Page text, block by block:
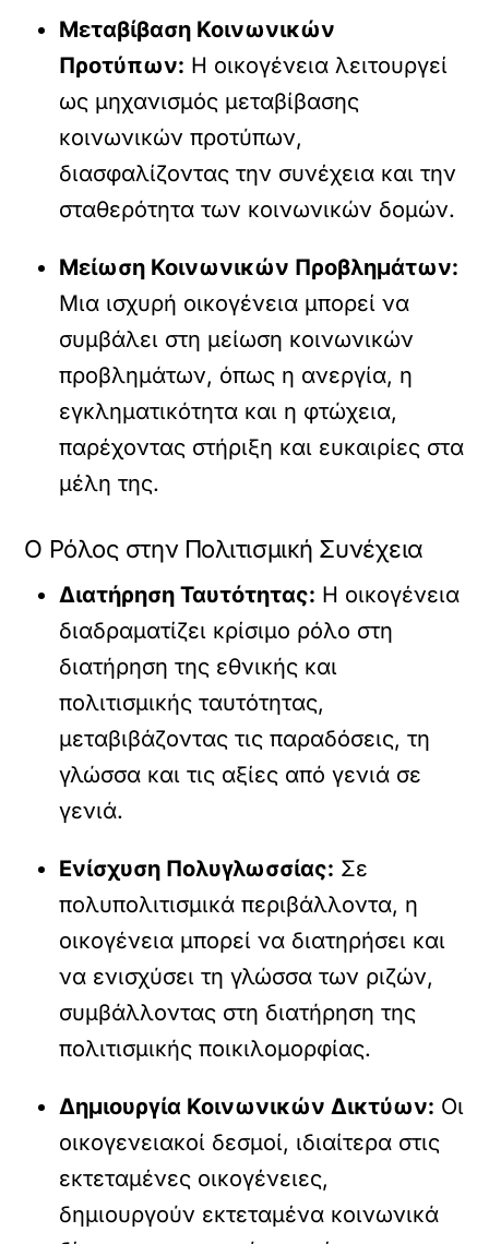
Μεταβίβαση Κοινωνικών
Προτύπων: Η οικογένεια λειτουργεί
ως μηχανισμός μεταβίβασης
κοινωνικών προτύπων,
διασφαλίζοντας την συνέχεια και την
σταθερότητα των κοινωνικών δομών.
Μείωση Κοινωνικών Προβλημάτων:
Μια ισχυρή οικογένεια μπορεί να
συμβάλει στη μείωση κοινωνικών
προβλημάτων, όπως η ανεργία, η
εγκληματικότητα και η φτώχεια,
παρέχοντας στήριξη και ευκαιρίες στα
μέλη της.
Ο Ρόλος στην Πολιτισμική Συνέχεια
Διατήρηση Ταυτότητας: Η οικογένεια
διαδραματίζει κρίσιμο ρόλο στη
διατήρηση της εθνικής και
πολιτισμικής ταυτότητας,
μεταβιβάζοντας τις παραδόσεις, τη
γλώσσα και τις αξίες από γενιά σε
γενιά.
Ενίσχυση Πολυγλωσσίας: Σε
πολυπολιτισμικά περιβάλλοντα, η
οικογένεια μπορεί να διατηρήσει και
να ενισχύσει τη γλώσσα των ριζών,
συμβάλλοντας στη διατήρηση της
πολιτισμικής ποικιλομορφίας.
Δημιουργία Κοινωνικών Δικτύων: Οι
οικογενειακοί δεσμοί, ιδιαίτερα στις
εκτεταμένες οικογένειες,
δημιουργούν εκτεταμένα κοινωνικά